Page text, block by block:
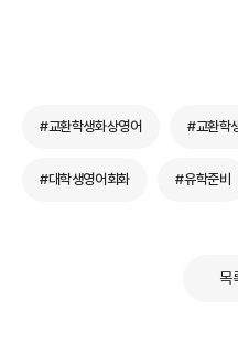
#교환학생화상영어 #교환학
#대학생영어회화 #유학준비
목